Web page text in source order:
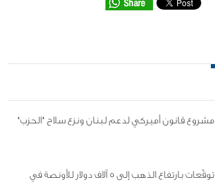
مشروع قانون أميركي لدعم لبنان ونزع سلاح "الحزب"
توقّعات بارتفاع الذهب إلى 5 آلاف دولار للأونصة في